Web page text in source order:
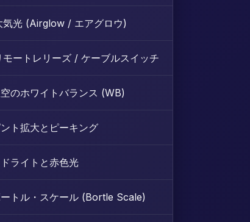
気光 (Airglow / エアグロウ)
モートレリーズ / ケーブルスイッチ
のホワイトバランス (WB)
ント拡大とピーキング
ライトと赤色光
トル・スケール (Bortle Scale)